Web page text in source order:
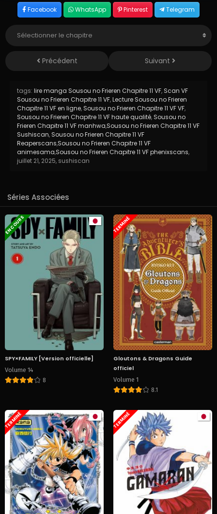
Facebook WhatsApp Pinterest Telegram
Précédent Suivant
tags: lire manga Sousou no Frieren Chapitre 11 VF, Scan VF
Sousou no Frieren Chapitre 11 VF,Lecture Sousou no Frieren
Chapitre 11 VF en ligne, Sousou no Frieren Chapitre 11 VF VF,
Sousou no Frieren Chapitre 11 VF haute qualité, Sousou no
Frieren Chapitre 11 VF manhwa,Sousou no Frieren Chapitre 11 VF
Sushiscan, Sousou no Frieren Chapitre 11 VF
Reaperscans,Sousou no Frieren Chapitre 11 VF
animesama,Sousou no Frieren Chapitre 11 VF phenixscans,
juillet 21, 2025, sushiscan
Séries Associées
EN COURS
SPY×FAMILY [Version officielle]
Volume 14
8
TERMINÉ
Gloutons & Dragons Guide
officiel
Volume 1
8.1
TERMINÉ TERMINÉ